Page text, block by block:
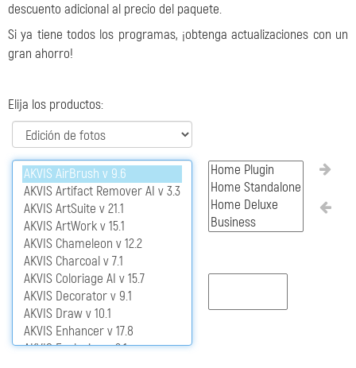
descuento adicional al precio del paquete.
Si ya tiene todos los programas, ¡obtenga actualizaciones con un
gran ahorro!
Elija los productos: